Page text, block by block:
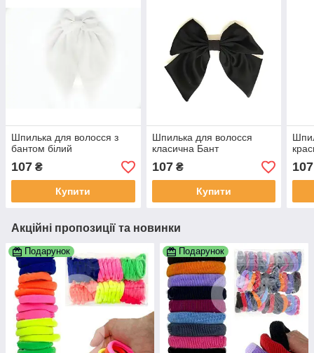
Шпилька для волосся з
бантом білий
107 ₴
Купити
Шпилька для волосся
класична Бант
107₴
Купити
107
Акційні пропозиції та новинки
Подарунок Подарунок